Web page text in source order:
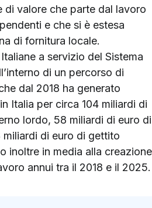
di valore che parte dal lavoro
e che si è estesa
di fornitura locale.
a servizio del Sistema
di un percorso di
dal 2018 ha generato
Italia per circa 104 miliardi di
lordo, 58 miliardi di euro di
di euro di gettito
inoltre in media alla creazione
annui tra il 2018 e il 2025.